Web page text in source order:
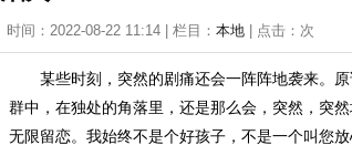
时间：2022-08-22 11:14 | 栏目： 本地 | 点击： 次
某些时刻，突然的剧痛还会一阵阵地袭来。
群中，在独处的角落里，还是那么会，突然，突
无限留恋。我始终不是个好孩子，不是一个叫您